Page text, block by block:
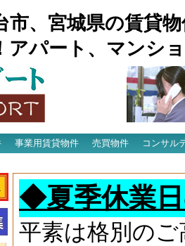
市、宮城県の賃貸
アパート、マンシ
事業用賃貸物件 売買物件
コンサル
◆夏季休業
平素は格別の